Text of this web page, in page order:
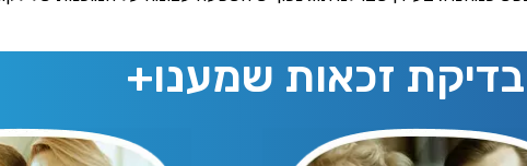
בדיקת זכאות שמענו+
מתוכן פיננסי מעשיר
חיפוש